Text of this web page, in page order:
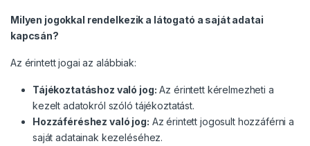
Milyen jogokkal rendelkezik a látogató a saját adatai
kapcsán?
Az érintett jogai az alábbiak:
Tájékoztatáshoz való jog: Az érintett kérelmezheti a
kezelt adatokról szóló tájékoztatást.
Hozzáféréshez való jog: Az érintett jogosult hozzáférni a
saját adatainak kezeléséhez.